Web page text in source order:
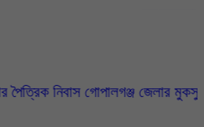
গোপালগঞ্জ জেলার